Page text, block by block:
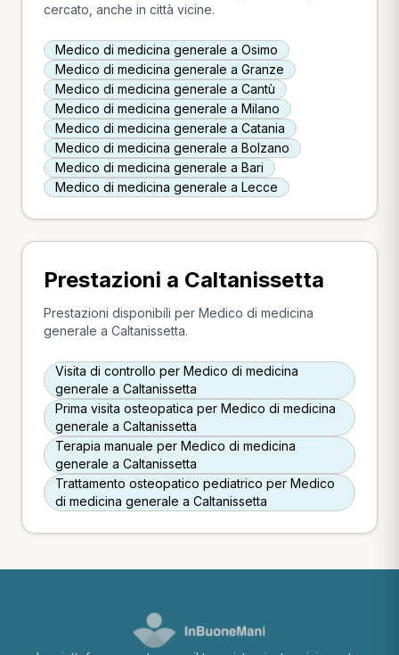
cercato, anche in città vicine.
Medico di medicina generale a Osimo
Medico di medicina generale a Granze
Medico di medicina generale a Cantù
Medico di medicina generale a Milano
Medico di medicina generale a Catania
Medico di medicina generale a Bolzano
Medico di medicina generale a Bari
Medico di medicina generale a Lecce
Prestazioni a Caltanissetta
Prestazioni disponibili per Medico di medicina
generale a Caltanissetta.
Visita di controllo per Medico di medicina
generale a Caltanissetta
Prima visita osteopatica per Medico di medicina
generale a Caltanissetta
Terapia manuale per Medico di medicina
generale a Caltanissetta
Trattamento osteopatico pediatrico per Medico
di medicina generale a Caltanissetta